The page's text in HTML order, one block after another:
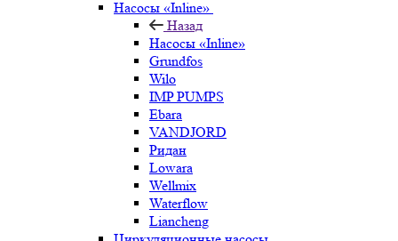
Насосы «Inline»
Назад
Насосы «Inline»
Grundfos
Wilo
IMP PUMPS
Ebara
VANDJORD
Ридан
Lowara
Wellmix
Waterflow
Liancheng